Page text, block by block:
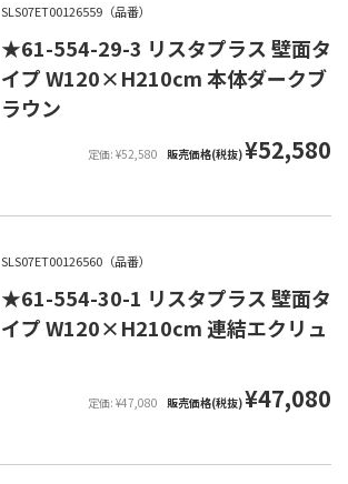
SLS07ET00126559（品番）
★61-554-29-3 リスタプラス 壁面タ
イプ W120×H210cm 本体ダークブ
ラウン
定価: ¥52,580 販売価格(税抜)¥52,580
SLS07ET00126560（品番）
★61-554-30-1 リスタプラス 壁面タ
イプ W120×H210cm 連結エクリュ
定価: ¥47,080 販売価格(税抜)¥47,080